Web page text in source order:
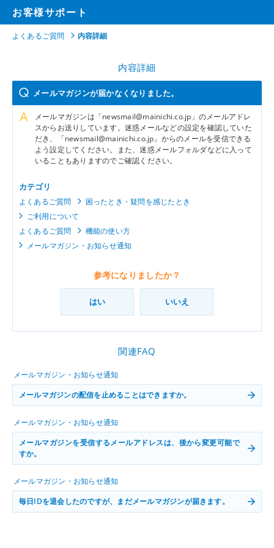
お客様サポート
よくあるご質問 内容詳細
内容詳細
メールマガジンが届かなくなりました。
メールマガジンは「newsmail@mainichi.co.jp」のメールアドレ
スからお送りしています。迷惑メールなどの設定を確認していた
だき、「newsmail@mainichi.co.jp」からのメールを受信できる
よう設定してください。また、迷惑メールフォルダなどに入って
いることもありますのでご確認ください。
カテゴリ
よくあるご質問
困ったとき・疑問を感じたとき
ご利用について
よくあるご質問
機能の使い方
メールマガジン・お知らせ通知
参考になりましたか？
はい いいえ
関連FAQ
メールマガジン・お知らせ通知
メールマガジンの配信を止めることはできますか。
メールマガジン・お知らせ通知
メールマガジンを受信するメールアドレスは、後から変更可能で
すか。
メールマガジン・お知らせ通知
毎日IDを退会したのですが、まだメールマガジンが届きます。